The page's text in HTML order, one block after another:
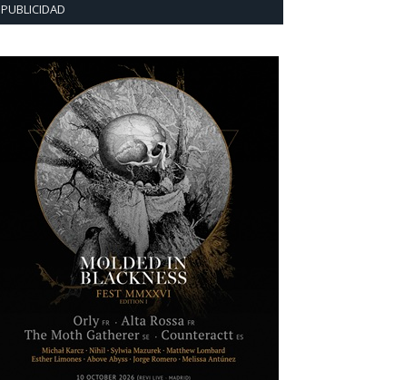
PUBLICIDAD